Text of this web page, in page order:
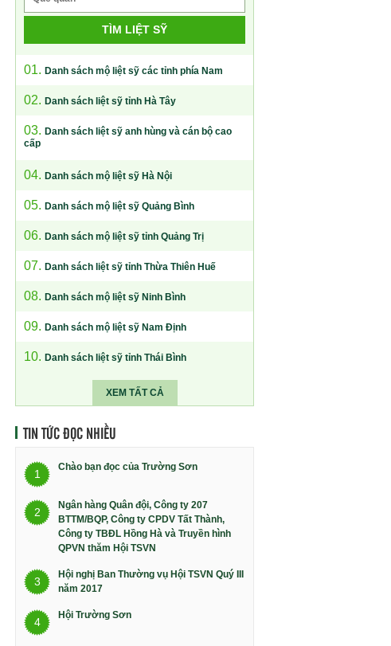
TÌM LIỆT SỸ
01. Danh sách mộ liệt sỹ các tỉnh phía Nam
02. Danh sách liệt sỹ tỉnh Hà Tây
03. Danh sách liệt sỹ anh hùng và cán bộ cao
cấp
04. Danh sách mộ liệt sỹ Hà Nội
05. Danh sách mộ liệt sỹ Quảng Bình
06. Danh sách mộ liệt sỹ tỉnh Quảng Trị
07. Danh sách liệt sỹ tỉnh Thừa Thiên Huế
08. Danh sách mộ liệt sỹ Ninh Bình
09. Danh sách mộ liệt sỹ Nam Định
10. Danh sách liệt sỹ tỉnh Thái Bình
XEM TẤT CẢ
TIN TỨC ĐỌC NHIỀU
1
Chào bạn đọc của Trường Sơn
2
Ngân hàng Quân đội, Công ty 207
BTTM/BQP, Công ty CPDV Tất Thành,
Công ty TBĐL Hồng Hà và Truyền hình
QPVN thăm Hội TSVN
3
Hội nghị Ban Thường vụ Hội TSVN Quý III
năm 2017
4
Hội Trường Sơn